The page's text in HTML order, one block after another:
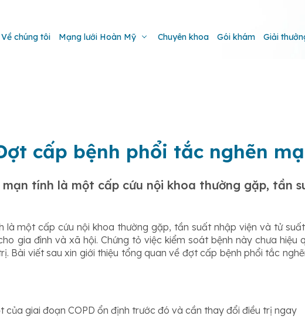
Về chúng tôi Mạng lưới Hoàn Mỹ Chuyên khoa Gói khám Giải
cấp bệnh phổi tắc nghẽn
tính là một cấp cứu nội khoa thường gặp, tần
một cấp cứu nội khoa thường gặp, tần suất nhập viện và tử
gia đình và xã hội. Chứng tỏ việc kiểm soát bệnh này chưa
Bài viết sau xin giới thiệu tổng quan về đợt cấp bệnh phổi tắc
giai đoạn COPD ổn định trước đó và cần thay đổi điều trị ngay